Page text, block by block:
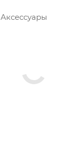
Аксессуары